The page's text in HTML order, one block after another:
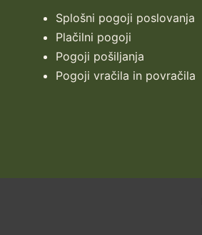
Splošni pogoji poslovanja
Plačilni pogoji
Pogoji pošiljanja
Pogoji vračila in povračila